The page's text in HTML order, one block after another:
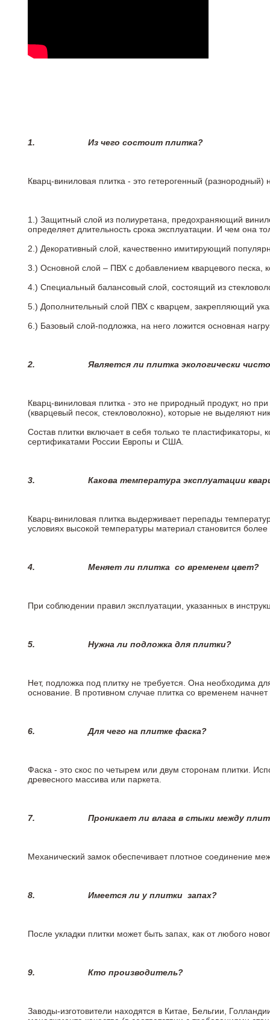
1. Из чего состоит плитка?
Кварц-виниловая плитка - это гетерогенный
1.) Защитный слой из полиуретана, предохраняющий
определяет длительность срока эксплуатации. И чем она
2.) Декоративный слой, качественно имитирующий
3.) Основной слой – ПВХ с добавлением кварцевого песка,
4.) Специальный балансовый слой, состоящий из
5.) Дополнительный слой ПВХ с кварцем, закрепляющий
6.) Базовый слой-подложка, на него ложится основная
2. Является ли плитка экологически
Кварц-виниловая плитка - это не природный продукт, но
(кварцевый песок, стекловолокно), которые не выделяют
Состав плитки включает в себя только те
сертификатами России Европы и США.
3. Какова температура эксплуатации
Кварц-виниловая плитка выдерживает перепады
условиях высокой температуры материал становится
4. Меняет ли плитка со временем цвет?
При соблюдении правил эксплуатации, указанных в
5. Нужна ли подложка для плитки?
Нет, подложка под плитку не требуется. Она необходима
основание. В противном случае плитка со временем
6.Для чего на плитке фаска?
Фаска - это скос по четырем или двум сторонам плитки.
древесного массива или паркета.
7. Проникает ли влага в стыки между
Механический замок обеспечивает плотное соединение
8. Имеется ли у плитки запах?
После укладки плитки может быть запах, как от любого
9. Кто производитель?
Заводы-изготовители находятся в Китае, Бельгии,